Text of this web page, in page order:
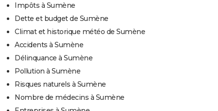
Impôts à Sumène
Dette et budget de Sumène
Climat et historique météo de Sumène
Accidents à Sumène
Délinquance à Sumène
Pollution à Sumène
Risques naturels à Sumène
Nombre de médecins à Sumène